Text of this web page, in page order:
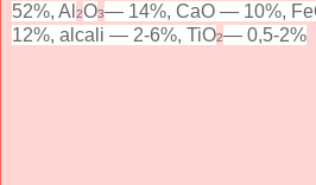
52%, A 2O3— 14%, CaO — 10%,
12%, alcali — 2-6%, TiO2— 0,5-2%